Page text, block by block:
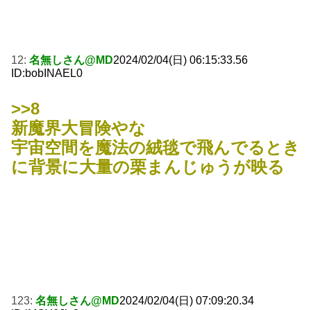
12: 名無しさん@MD2024/02/04(日) 06:15:33.56
ID:bobINAEL0
>>8
新魔界大冒険やな
宇宙空間を魔法の絨毯で飛んでるとき
に背景に大量の栗まんじゅうが映る
123: 名無しさん@MD2024/02/04(日) 07:09:20.34